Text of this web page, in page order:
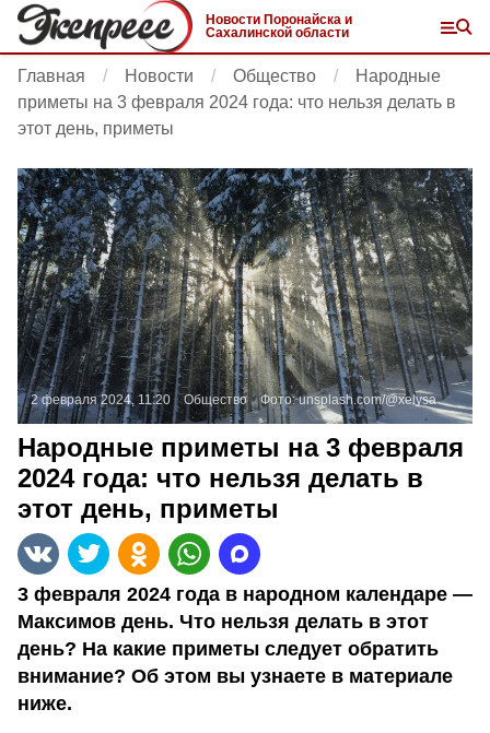
Новости Поронайска и
Сахалинской области
Главная Новости Общество
Народные
приметы на 3 февраля 2024 года: что нельзя делать в
этот день, приметы
2 февраля 2024, 11:20 Общество Фото:unsplash.com/@xelysa
Народные приметы на 3 февраля
2024 года: что нельзя делать в
этот день, приметы
3 февраля 2024 года в народном календаре —
Максимов день. Что нельзя делать в этот
день? На какие приметы следует обратить
внимание? Об этом вы узнаете в материале
ниже.